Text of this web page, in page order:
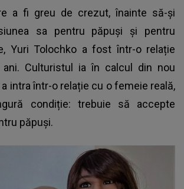
a fi greu de crezut, înainte să-și
sa pentru păpuși și pentru
Yuri Tolochko a fost într-o relație
Culturistul ia în calcul din nou
intra într-o relație cu o femeie reală,
condiție: trebuie să accepte
păpuși.